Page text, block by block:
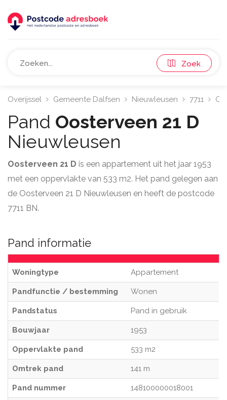
Zoek
Overijssel Gemeente Dalfsen Nieuwleusen 7711
Pand Oosterveen 21 D
Nieuwleusen
Oosterveen 21 D is een appartement uit het jaar 1953
met een oppervlakte van 533 m2. Het pand gelegen aan
de Oosterveen 21 D Nieuwleusen en heeft de postcode
7711 BN.
Pand informatie
Woningtype Appartement
Pandfunctie / bestemming Wonen
Pandstatus Pand in gebruik
Bouwjaar 1953
Oppervlakte pand 533 m2
Omtrek pand 141 m
Pand nummer 148100000018001